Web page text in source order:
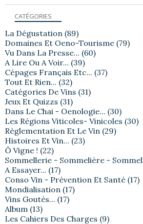
CATÉGORIES
La Dégustation (89)
Domaines Et Oeno-Tourisme (79)
Vu Dans La Presse... (60)
A Lire Ou A Voir... (39)
Cépages Français Etc... (37)
Tout Et Rien... (32)
Catégories De Vins (31)
Jeux Et Quizzs (31)
Dans Le Chai - Oenologie... (30)
Les Régions Viticoles- Vinicoles (30)
Règlementation Et Le Vin (29)
Histoires Et Vin... (23)
Ô Vigne ! (22)
Sommellerie - Sommelière -
A Essayer... (17)
Conso Vin - Prévention Et Santé (17)
Mondialisation (17)
Vins Goutés... (17)
Album (13)
Les Cahiers Des Charges (9)